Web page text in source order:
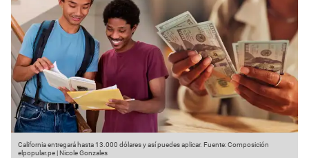
California entregará hasta 13.000 dólares y así puedes aplicar. Fuente: Composición
elpopular.pe | Nicole Gonzales